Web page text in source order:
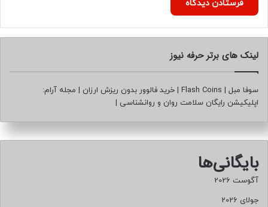
لینک های برتر حرفه نیوز
سوفا مبل |
Flash Coins
| خرید فالوور بدون ریزش ارزان | مجله آرام:
اپلیکیشن رایگان سلامت روان و روانشناسی |
بایگانی‌ها
آگوست 2026
جولای 2026